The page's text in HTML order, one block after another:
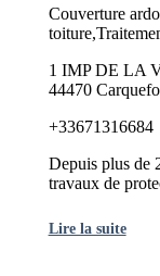
Couverture
1 IMP DE LA
44470
+33671316684
Depuis plus de
travaux de
Lire la suite